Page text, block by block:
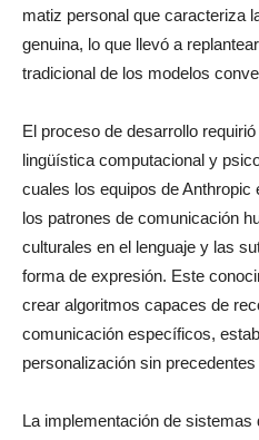
matiz personal que caracteriza
genuina, lo que llevó a
tradicional de los modelos
El proceso de desarrollo
lingüística computacional y
cuales los equipos de
los patrones de comunicación
culturales en el lenguaje y las
forma de expresión. Este
crear algoritmos capaces de
comunicación específicos,
personalización sin
La implementación de sistemas